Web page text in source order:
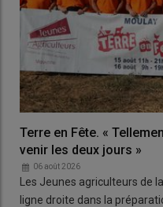
Terre en Fête. «
venir les deux jours »
06 août 2026
Les Jeunes agriculteurs de
ligne droite dans la